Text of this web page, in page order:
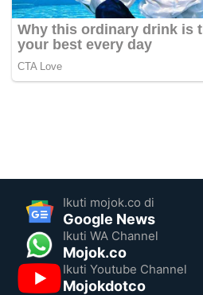
Ikuti mojok.co di
Google News
Ikuti WA Channel
Mojok.co
Ikuti Youtube Channel
Mojokdotco